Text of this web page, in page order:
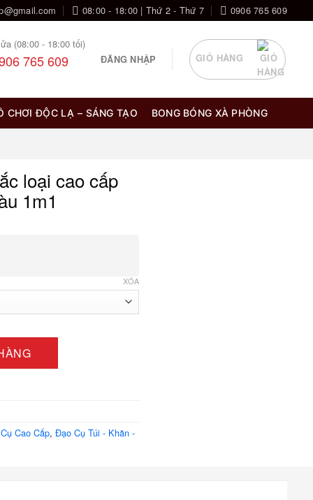
08:00 - 18:00 | Thứ 2 - Thứ 7 0906 765 609
(08:00 - 18:00 tối)
765 609 ĐĂNG NHẬP GIỎ HÀNG
CHƠI ĐỘC LẠ – SÁNG TẠO BONG BÓNG XÀ PHÒNG
loại cao cấp
1m1
₫
XÓA
dày siêu mạnh nhiều màu 1m1 số lượng
Cao Cấp, Đạo Cụ Túi - Khăn -